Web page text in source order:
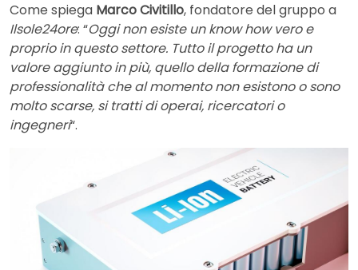
Come spiega Marco Civitillo, fondatore del gruppo a
Ilsole24ore: “Oggi non esiste un know how vero e
proprio in questo settore. Tutto il progetto ha un
valore aggiunto in più, quello della formazione di
professionalità che al momento non esistono o sono
molto scarse, si tratti di operai, ricercatori o
ingegneri“.